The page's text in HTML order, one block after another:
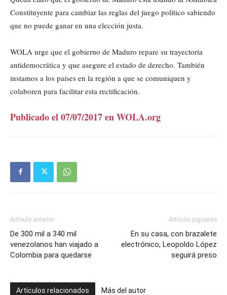
Constituyente para cambiar las reglas del juego político sabiendo
que no puede ganar en una elección justa.
WOLA urge que el gobierno de Maduro repare su trayectoria
antidemocrática y que asegure el estado de derecho. También
instamos a los países en la región a que se comuniquen y
colaboren para facilitar esta rectificación.
Publicado el 07/07/2017 en WOLA.org
Artículo anterior
De 300 mil a 340 mil
venezolanos han viajado a
Colombia para quedarse
Artículo siguiente
En su casa, con brazalete
electrónico, Leopoldo López
seguirá preso
Artículos relacionados Más del autor